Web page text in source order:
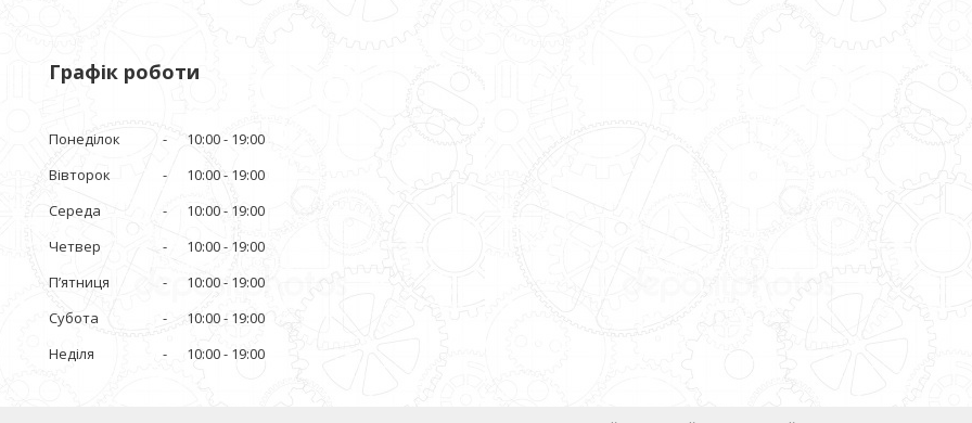
Графік роботи
Понеділок 10:00
19:00
Вівторок
10:00
19:00
Середа
10:00
19:00
Четвер
10:00
19:00
Пʼятниця
10:00
19:00
Субота
10:00
19:00
Неділя
10:00 19:00